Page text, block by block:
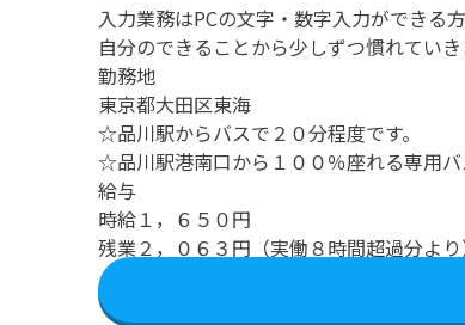
入力業務はPCの文字・数字入力ができる
自分のできることから少しずつ慣れてい
勤務地
東京都大田区東海
☆品川駅からバスで２０分程度です。
☆品川駅港南口から１００％座れる専用バ
給与
時給１，６５０円
残業２，０６３円（実働８時間超過分より